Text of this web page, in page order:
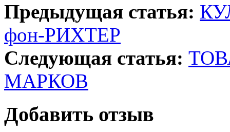
Предыдущая статья:
фон-РИХТЕР
Следующая статья:
МАРКОВ
Добавить отзыв